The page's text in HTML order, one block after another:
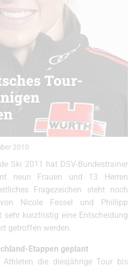
Tour-
2010
Ski 2011 hat DSV-Bundestrainer
neun Frauen und 13 Herren
Fragezeichen steht noch
Nicole Fessel und Phillipp
kurzfristig eine Entscheidung
getroffen werden.
Etappen geplant
Athleten die diesjährige Tour bis